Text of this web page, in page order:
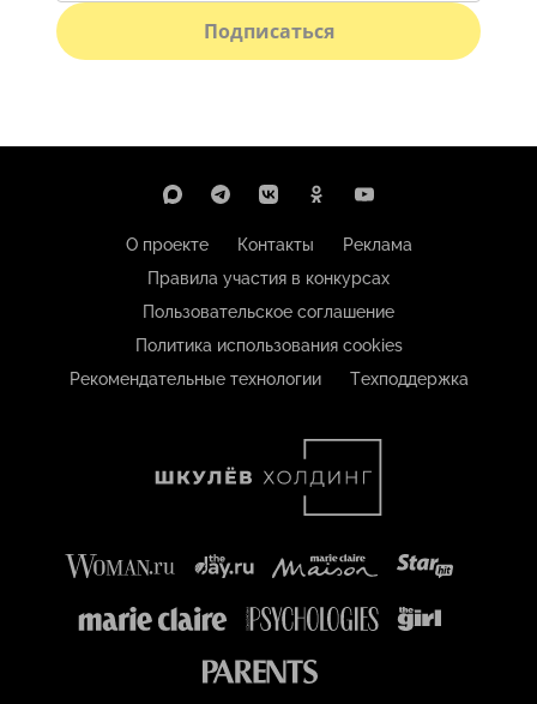
Подписаться
О проекте Контакты
Реклама
Правила участия в конкурсах
Пользовательское соглашение
Политика использования cookies
Рекомендательные технологии
Техподдержка